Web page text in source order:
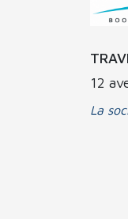
12
La